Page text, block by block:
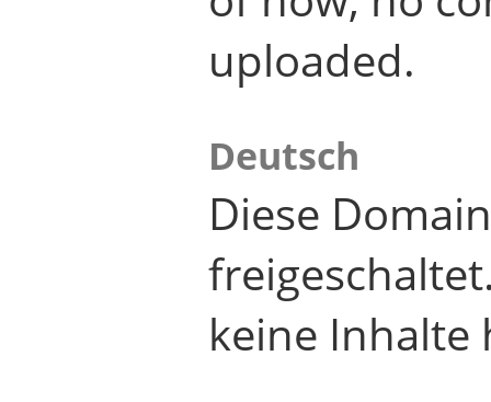
uploaded.
Deutsch
Diese
keine Inhalte